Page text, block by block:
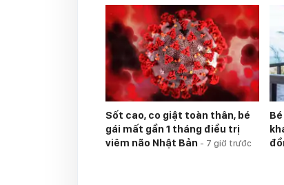
Sốt cao, co giật toàn thân, bé
gái mất gần 1 tháng điều trị
viêm não Nhật Bản - 7 giờ trước